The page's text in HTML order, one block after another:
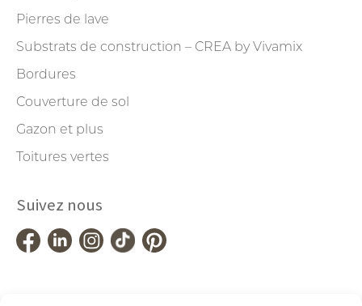
Pierres de lave
Substrats de construction – CREA by Vivamix
Bordures
Couverture de sol
Gazon et plus
Toitures vertes
Suivez nous